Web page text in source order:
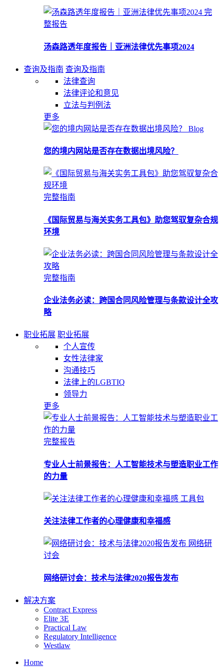
完
整报告
汤森路透年度报告｜亚洲法律优先事项2024
查询及指南 查询及指南
法律查询
法律评论和意见
立法与判例法
更多
Blog
您的境内网站是否存在数据出境风险？
完整指南
《国际贸易与海关实务工具包》助您驾驭复杂合规
环境
完整指南
企业法务必读：跨国合同风险管理与条款设计全攻
略
职业拓展 职业拓展
个人宣传
女性法律家
沟通技巧
法律上的LGBTIQ
领导力
更多
完整报告
专业人士前景报告：人工智能技术与塑造职业工作
的力量
工具包
关注法律工作者的心理健康和幸福感
网络研
讨会
网络研讨会：技术与法律2020报告发布
解决方案
Contract Express
Elite 3E
Practical Law
Regulatory Intelligence
Westlaw
Home